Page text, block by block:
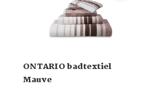
ONTARIO badtextiel
Mauve